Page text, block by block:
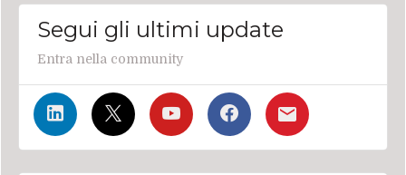
Segui gli ultimi update
Entra nella community